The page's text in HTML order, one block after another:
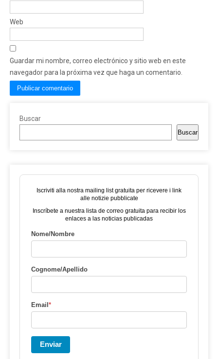
Web
Guardar mi nombre, correo electrónico y sitio web en este
navegador para la próxima vez que haga un comentario.
Buscar
Buscar
Iscriviti alla nostra mailing list gratuita per ricevere i link
alle notizie pubblicate
Inscríbete a nuestra lista de correo gratuita para recibir los
enlaces a las noticias publicadas
Nome/Nombre
Cognome/Apellido
Email*
Enviar